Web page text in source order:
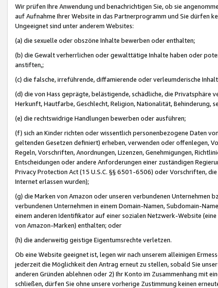
Wir prüfen Ihre Anwendung und benachrichtigen Sie, ob sie
auf Aufnahme Ihrer Website in das Partnerprogramm und Sie dürfen
Ungeeignet sind unter anderem Websites:
(a) die sexuelle oder obszöne Inhalte bewerben oder enthalten;
(b) die Gewalt verherrlichen oder gewalttätige Inhalte haben oder
anstiften,;
(c) die falsche, irreführende, diffamierende oder verleumderische
(d) die von Hass geprägte, belästigende, schädliche, die Privatsphäre
Herkunft, Hautfarbe, Geschlecht, Religion, Nationalität, Behinderung,
(e) die rechtswidrige Handlungen bewerben oder ausführen;
(f) sich an Kinder richten oder wissentlich personenbezogene Daten
geltenden Gesetzen definiert) erheben, verwenden oder offenlegen,
Regeln, Vorschriften, Anordnungen, Lizenzen, Genehmigungen,
Entscheidungen oder andere Anforderungen einer zuständigen
Privacy Protection Act (15 U.S.C. §§ 6501-6506) oder Vorschriften,
Internet erlassen wurden);
(g) die Marken von Amazon oder unseren verbundenen Unternehmen
verbundenen Unternehmen in einem Domain-Namen, Subdomain-
einem anderen Identifikator auf einer sozialen Netzwerk-Website
von Amazon-Marken) enthalten; oder
(h) die anderweitig geistige Eigentumsrechte verletzen.
Ob eine Website geeignet ist, legen wir nach unserem alleinigen
jederzeit die Möglichkeit den Antrag erneut zu stellen, sobald Sie
anderen Gründen ablehnen oder 2) Ihr Konto im Zusammenhang mit
schließen, dürfen Sie ohne unsere vorherige Zustimmung keinen